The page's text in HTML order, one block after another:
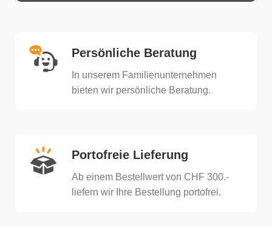
Persönliche Beratung
In unserem Familienunternehmen
bieten wir persönliche Beratung.​
Portofreie Lieferung
Ab einem Bestellwert von CHF 300.-
liefern wir Ihre Bestellung portofrei.